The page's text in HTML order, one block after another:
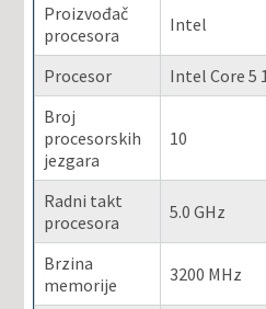
Proizvođač
procesora
Intel
Procesor
Intel Core 5
Broj
procesorskih
jezgara
10
Radni takt
procesora
5.0 GHz
Brzina
memorije
3200 MHz